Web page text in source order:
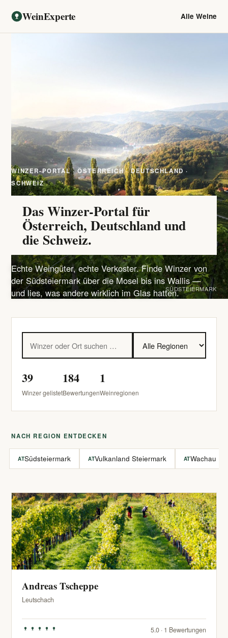
WeinExperte Alle Weine
WINZER-PORTAL · ÖSTERREICH · DEUTSCHLAND ·
SCHWEIZ
Das Winzer-Portal für
Österreich, Deutschland und
die Schweiz.
Echte Weingüter, echte Verkoster. Finde Winzer von
der Südsteiermark über die Mosel bis ins Wallis —
und lies, was andere wirklich im Glas hatten.SÜDSTEIERMARK
39
Winzer gelistet
184
Bewertungen
1
Weinregionen
NACH REGION ENTDECKEN
ATSüdsteiermark ATVulkanland Steiermark ATWachau
Andreas Tscheppe
Leutschach
5.0 · 1 Bewertungen